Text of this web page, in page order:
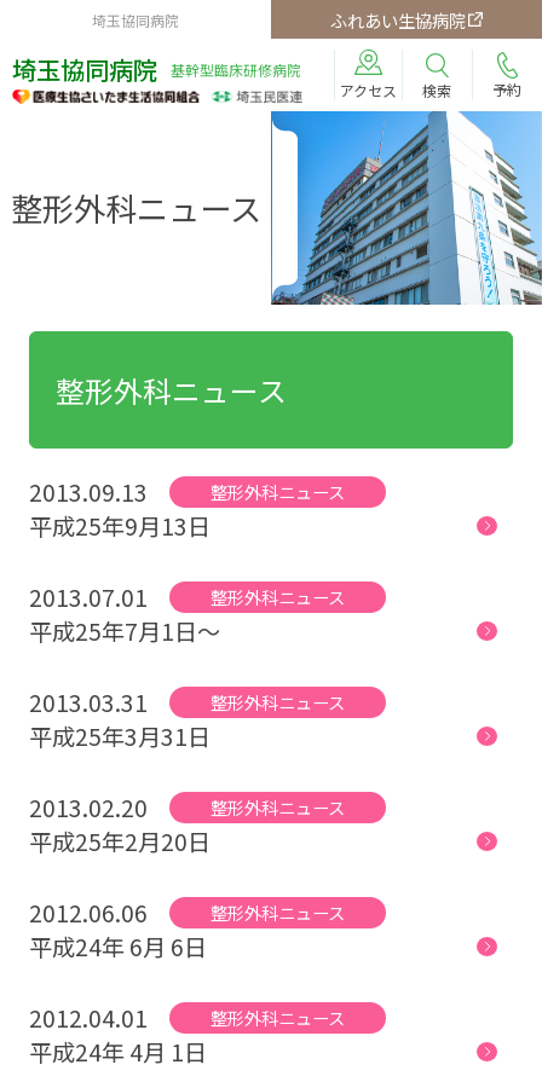
埼玉協同病院 ふれあい生協病院
埼玉協同病院
基幹型臨床研修病院
アクセス
検索 予約
整形外科ニュース
整形外科ニュース
2013.09.13 整形外科ニュース
平成25年9月13日
2013.07.01 整形外科ニュース
平成25年7月1日～
2013.03.31 整形外科ニュース
平成25年3月31日
2013.02.20 整形外科ニュース
平成25年2月20日
2012.06.06 整形外科ニュース
平成24年 6月 6日
2012.04.01 整形外科ニュース
平成24年 4月 1日